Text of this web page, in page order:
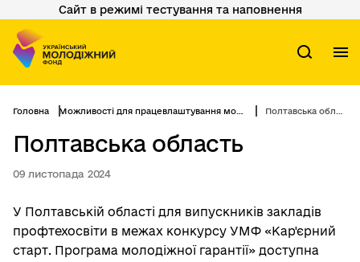
Перейти
до
основного
вмісту
Сайт в режимі тестування та наповнення
Пошук
Головна Полтавська область
Полтавська область
09 листопада 2024
У Полтавській області для випускників закладів
профтехосвіти в межах конкурсу УМФ «Кар'єрний
старт. Програма молодіжної гарантії» доступна